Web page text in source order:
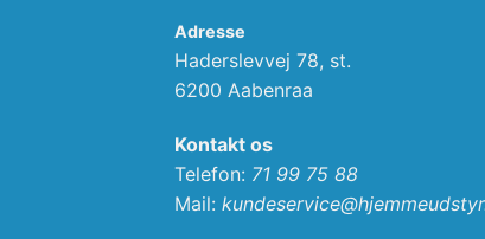
Adresse
Haderslevvej 78, st.
6200 Aabenraa
Kontakt os
Telefon: 71 99 75 88
Mail: